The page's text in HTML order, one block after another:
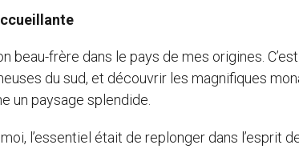
frère dans le pays de mes origines.
du sud, et découvrir les magnifiques
un paysage splendide.
l’essentiel était de replonger dans l’esprit